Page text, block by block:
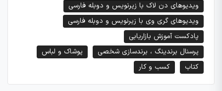
ویدیوهای دن لاک با زیرنویس و دوبله فارسی
ویدیوهای گری وی با زیرنویس و دوبله فارسی
پادکست آموزش بازاریابی
پرسنال برندینگ ، برندسازی شخصی
پوشاک و لباس
کتاب
کسب و کار